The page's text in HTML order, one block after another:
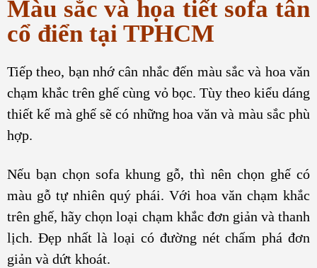
Màu sắc và họa tiết sofa tân
cổ điển tại TPHCM
Tiếp theo, bạn nhớ cân nhắc đến màu sắc và hoa văn
chạm khắc trên ghế cùng vỏ bọc. Tùy theo kiểu dáng
thiết kế mà ghế sẽ có những hoa văn và màu sắc phù
hợp.
Nếu bạn chọn sofa khung gỗ, thì nên chọn ghế có
màu gỗ tự nhiên quý phái. Với hoa văn chạm khắc
trên ghế, hãy chọn loại chạm khắc đơn giản và thanh
lịch. Đẹp nhất là loại có đường nét chấm phá đơn
giản và dứt khoát.